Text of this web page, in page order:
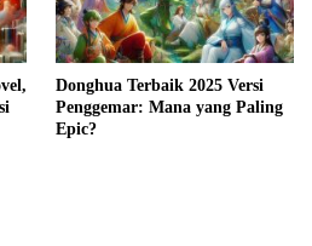
Donghua Terbaik 2025 Versi
Penggemar: Mana yang Paling
Epic?